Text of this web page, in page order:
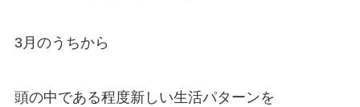
3月のうちから
頭の中である程度新しい生活パターンを